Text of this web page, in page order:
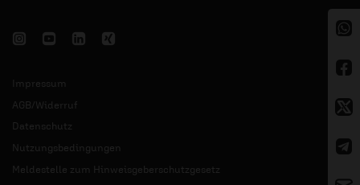
Impressum
AGB/Widerruf
Datenschutz
Nutzungsbedingungen
Meldestelle zum Hinweisgeberschutzgesetz